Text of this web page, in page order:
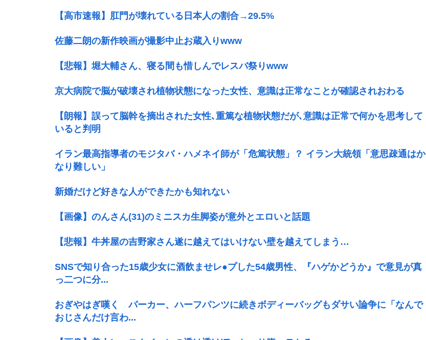
【高市速報】肛門が壊れている日本人の割合→29.5%
佐藤二朗の新作映画が撮影中止お蔵入りwww
【悲報】堀大輔さん、寝る間も惜しんでレスバ祭りwww
京大病院で脳が破壊され植物状態になった女性、意識は正常なことが確認されおわる
【朗報】誤って脳幹を摘出された女性､重篤な植物状態だが､意識は正常で何かを思考して
いると判明
イラン最高指導者のモジタバ・ハメネイ師が「危篤状態」？ イラン大統領「意思疎通はか
なり難しい」
新婚だけど好きな人ができたかも知れない
【画像】のんさん(31)のミニスカ生脚姿が意外とエロいと話題
【悲報】牛丼屋の吉野家さん遂に越えてはいけない壁を越えてしまう…
SNSで知り合った15歳少女に酒飲ませレ●プした54歳男性、『ハゲかどうか』で意見が真
っ二つに分...
おぎやはぎ嘆く パーカー、ハーフパンツに続きボディーバッグもダサい論争に「なんで
おじさんだけ言わ...